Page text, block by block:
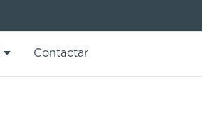
Contactar